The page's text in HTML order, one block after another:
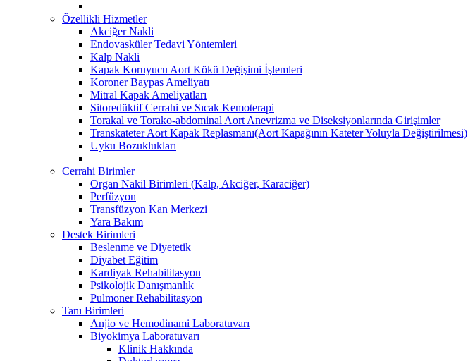
Özellikli Hizmetler
Akciğer Nakli
Endovasküler Tedavi Yöntemleri
Kalp Nakli
Kapak Koruyucu Aort Kökü Değişimi İşlemleri
Koroner Baypas Ameliyatı
Mitral Kapak Ameliyatları
Sitoredüktif Cerrahi ve Sıcak Kemoterapi
Torakal ve Torako-abdominal Aort Anevrizma ve Diseksiyonlarında Girişimler
Transkateter Aort Kapak Replasmanı(Aort Kapağının Kateter Yoluyla Değiştirilmesi)
Uyku Bozuklukları
Cerrahi Birimler
Organ Nakil Birimleri (Kalp, Akciğer, Karaciğer)
Perfüzyon
Transfüzyon Kan Merkezi
Yara Bakım
Destek Birimleri
Beslenme ve Diyetetik
Diyabet Eğitim
Kardiyak Rehabilitasyon
Psikolojik Danışmanlık
Pulmoner Rehabilitasyon
Tanı Birimleri
Anjio ve Hemodinami Laboratuvarı
Biyokimya Laboratuvarı
Klinik Hakkında